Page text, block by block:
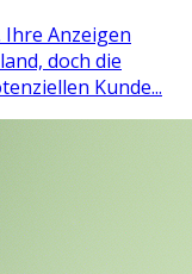
Ihre Anzeigen
doch die
Kunde...